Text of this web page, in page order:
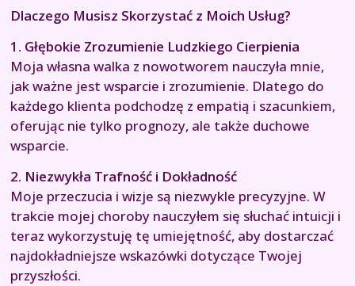
Dlaczego Musisz Skorzystać z Moich Usług?
1. Głębokie Zrozumienie Ludzkiego Cierpienia
Moja własna walka z nowotworem nauczyła mnie,
jak ważne jest wsparcie i zrozumienie. Dlatego do
każdego klienta podchodzę z empatią i szacunkiem,
oferując nie tylko prognozy, ale także duchowe
wsparcie.
2. Niezwykła Trafność i Dokładność
Moje przeczucia i wizje są niezwykle precyzyjne. W
trakcie mojej choroby nauczyłem się słuchać intuicji i
teraz wykorzystuję tę umiejętność, aby dostarczać
najdokładniejsze wskazówki dotyczące Twojej
przyszłości.